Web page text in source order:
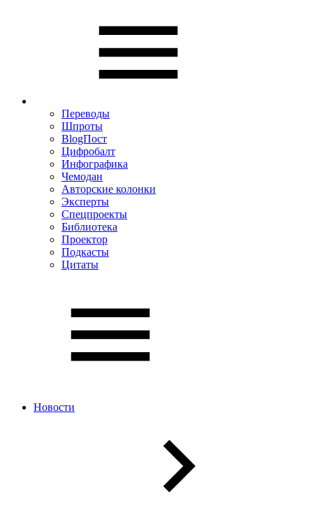
Переводы
Шпроты
BlogПост
Цифробалт
Инфографика
Чемодан
Авторские колонки
Эксперты
Спецпроекты
Библиотека
Проектор
Подкасты
Цитаты
Новости